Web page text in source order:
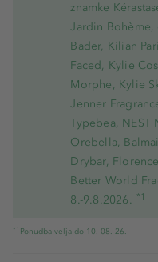
znamke
Jardin
Bader, Kilian
Faced, Kylie
Morphe, Kylie
Jenner
Typebea, NEST
Orebella,
Drybar,
Better World
8.-9.8.2026. *1
*1 Ponudba velja do 10. 08. 26.